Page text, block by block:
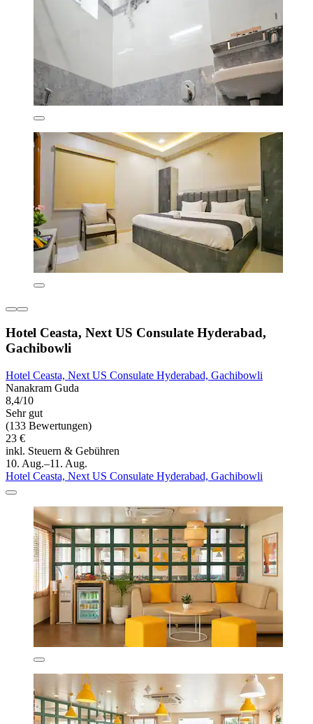
Hotel Ceasta, Next US Consulate Hyderabad,
Gachibowli
Hotel Ceasta, Next US Consulate Hyderabad, Gachibowli
Nanakram Guda
8,4/10
Sehr gut
(133 Bewertungen)
23 €
inkl. Steuern & Gebühren
10. Aug.–11. Aug.
Hotel Ceasta, Next US Consulate Hyderabad, Gachibowli